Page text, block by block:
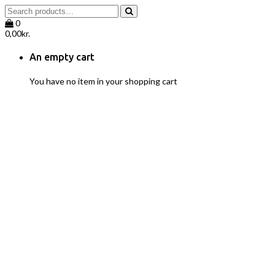
0
0,00kr.
An empty cart
You have no item in your shopping cart